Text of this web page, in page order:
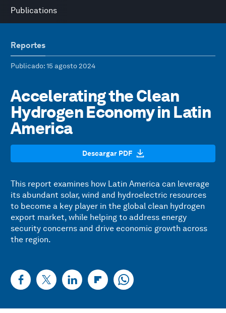
Publications
Reportes
Publicado: 15 agosto 2024
Accelerating the Clean
Hydrogen Economy in Latin
America
Descargar PDF
This report examines how Latin America can leverage
its abundant solar, wind and hydroelectric resources
to become a key player in the global clean hydrogen
export market, while helping to address energy
security concerns and drive economic growth across
the region.